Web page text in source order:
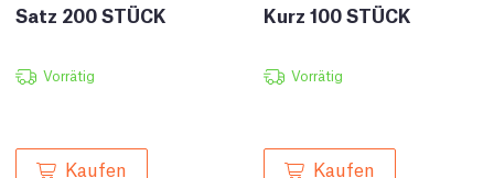
Satz 200 STÜCK
Vorrätig
Kaufen
Kurz 100 STÜCK
Vorrätig
Kaufen